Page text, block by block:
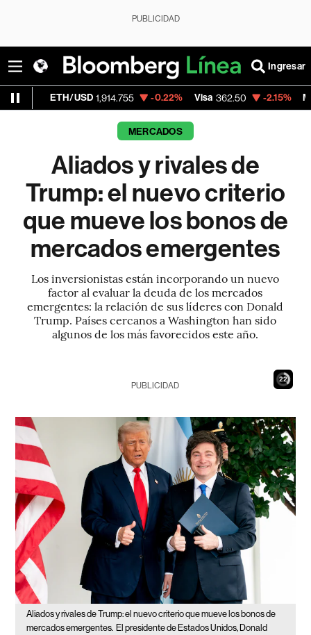
PUBLICIDAD
Ingresar
1,914.755 -0.22% Visa 362.50 -2.15% MercadoLibre
MERCADOS
Aliados y rivales de
Trump: el nuevo criterio
que mueve los bonos de
mercados emergentes
Los inversionistas están incorporando un nuevo
factor al evaluar la deuda de los mercados
emergentes: la relación de sus líderes con Donald
Trump. Países cercanos a Washington han sido
algunos de los más favorecidos este año.
21
PUBLICIDAD
Aliados y rivales de Trump: el nuevo criterio que mueve los bonos de
mercados emergentes. El presidente de Estados Unidos, Donald